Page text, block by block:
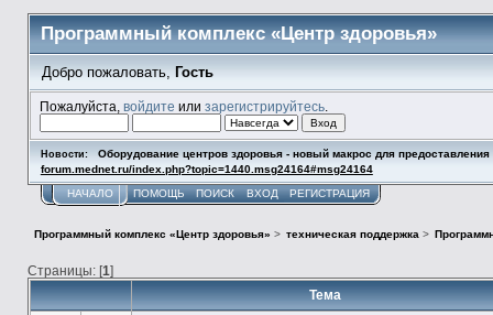
Программный комплекс «Центр здоровья»
Добро пожаловать, Гость
Пожалуйста, войдите или зарегистрируйтесь.
Новости:
Оборудование центров здоровья - новый макрос для
forum.mednet.ru/index.php?topic=1440.msg24164#msg24164
НАЧАЛО ПОМОЩЬ ПОИСК ВХОД РЕГИСТРАЦИЯ
Программный комплекс «Центр здоровья» > техническая поддержка >
Страницы: [1]
Тема